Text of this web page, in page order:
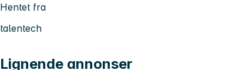
Hentet fra
talentech
Lignende annonser